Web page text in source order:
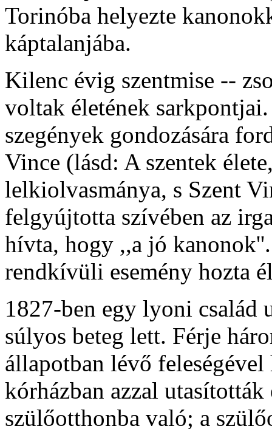
Torinóba helyezte
káptalanjába.
Kilenc évig szentmise --
voltak életének
szegények gondozására
Vince (lásd: A szentek
lelkiolvasmánya, s Szent
felgyújtotta szívében az
hívta, hogy ,,a jó
rendkívüli esemény hozta
1827-ben egy lyoni család
súlyos beteg lett. Férje
állapotban lévő
kórházban azzal
szülőotthonba való; a